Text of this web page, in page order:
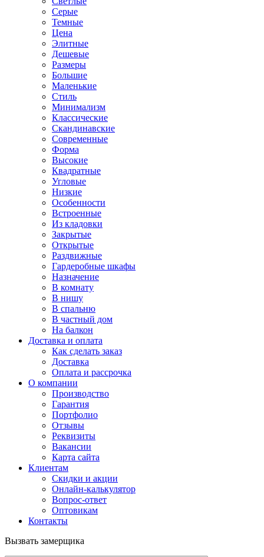
Серые
Темные
Цена
Элитные
Дешевые
Размеры
Большие
Маленькие
Стиль
Минимализм
Классические
Скандинавские
Современные
Форма
Высокие
Квадратные
Угловые
Низкие
Особенности
Встроенные
Из кладовки
Закрытые
Открытые
Раздвижные
Гардеробные шкафы
Назначение
В комнату
В нишу
В спальню
В частный дом
На балкон
Доставка и оплата
Как сделать заказ
Доставка
Оплата и рассрочка
О компании
Производство
Гарантия
Портфолио
Отзывы
Реквизиты
Вакансии
Карта сайта
Клиентам
Скидки и акции
Онлайн-калькулятор
Вопрос-ответ
Оптовикам
Контакты
Вызвать замерщика